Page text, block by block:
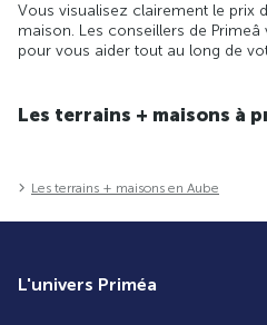
Vous visualisez clairement le prix
maison. Les conseillers de
pour vous aider tout au long de
Les terrains + maisons à
Les terrains + maisons en Aube
L'univers Priméa